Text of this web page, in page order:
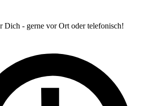
Dich - gerne vor Ort oder telefonisch!